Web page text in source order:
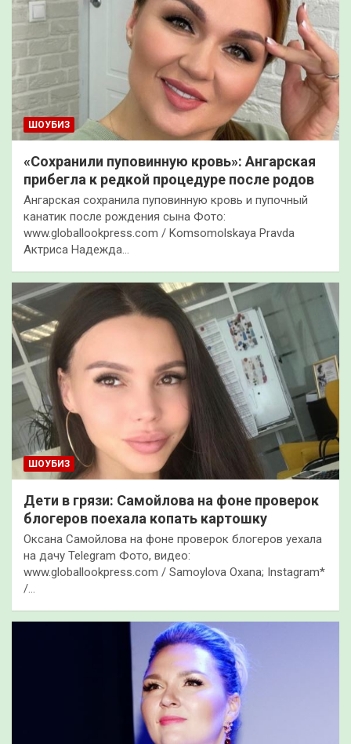
ШОУБИЗ
«Сохранили пуповинную кровь»: Ангарская
прибегла к редкой процедуре после родов
Ангарская сохранила пуповинную кровь и пупочный
канатик после рождения сына Фото:
www.globallookpress.com / Komsomolskaya Pravda
Актриса Надежда…
ШОУБИЗ
Дети в грязи: Самойлова на фоне проверок
блогеров поехала копать картошку
Оксана Самойлова на фоне проверок блогеров уехала
на дачу Telegram Фото, видео:
www.globallookpress.com / Samoylova Oxana; Instagram*
/…